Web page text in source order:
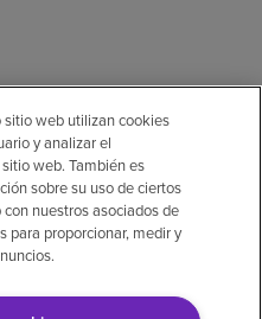
web utilizan cookies
y analizar el
web. También es
sobre su uso de ciertos
nuestros asociados de
para proporcionar, medir y